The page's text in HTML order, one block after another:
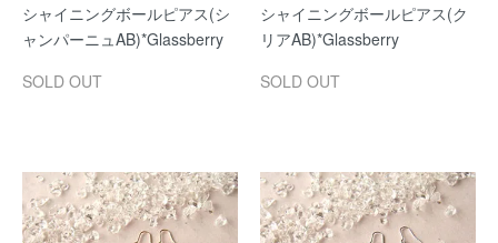
シャイニングボールピアス(シ
ャンパーニュAB)*Glassberry
SOLD OUT
シャイニングボールピアス(ク
リアAB)*Glassberry
SOLD OUT